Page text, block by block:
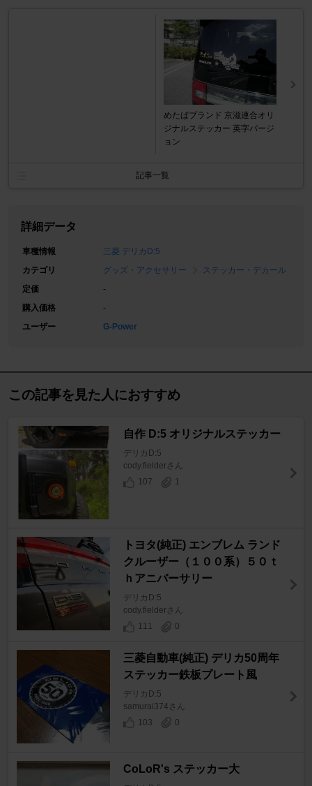
めたばブランド 京滋連合オリ
ジナルステッカー 英字バージ
ョン
記事一覧
詳細データ
車種情報
三菱 デリカD:5
カテゴリ
グッズ・アクセサリー
ステッカー・デカール
定価
-
購入価格
-
ユーザー
G-Power
この記事を見た人におすすめ
自作 D:5 オリジナルステッカー
デリカD:5
cody.fielderさん
107
1
トヨタ(純正) エンブレム ランド
クルーザー（１００系）５０ｔ
ｈアニバーサリー
デリカD:5
cody.fielderさん
111
0
三菱自動車(純正) デリカ50周年
ステッカー鉄板プレート風
デリカD:5
samurai374さん
103
0
CoLoR's ステッカー大